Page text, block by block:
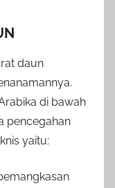
daun
di bawah
pencegahan
yaitu: